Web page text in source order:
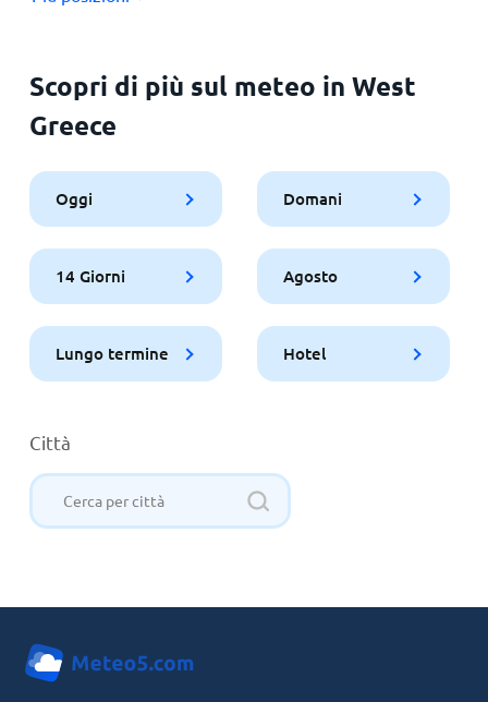
Scopri di più sul meteo in West
Greece
Oggi Domani
14 Giorni Agosto
Lungo termine Hotel
Città